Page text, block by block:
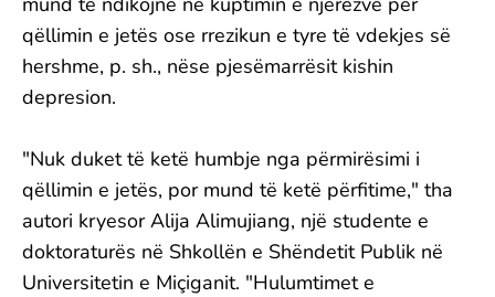
qëllimin e jetës ose rrezikun e tyre të vdekjes së
hershme, p. sh., nëse pjesëmarrësit kishin
depresion.
"Nuk duket të ketë humbje nga përmirësimi i
qëllimin e jetës, por mund të ketë përfitime," tha
autori kryesor Alija Alimujiang, një studente e
doktoraturës në Shkollën e Shëndetit Publik në
Universitetin e Miçiganit. "Hulumtimet e